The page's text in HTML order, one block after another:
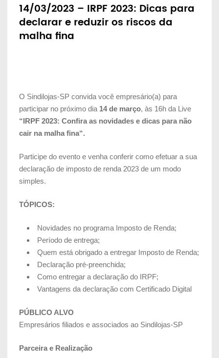
14/03/2023 – IRPF 2023: Dicas para
declarar e reduzir os riscos da
malha fina
O Sindilojas-SP convida você empresário(a) para
participar no próximo dia 14 de março, às 16h da Live
“IRPF 2023: Confira as novidades e dicas para não
cair na malha fina“.
Participe do evento e venha conferir como efetuar a sua
declaração de imposto de renda 2023 de um modo
simples.
TÓPICOS:
Novidades no programa Imposto de Renda;
Período de entrega;
Quem está obrigado a entregar Imposto de Renda;
Declaração pré-preenchida;
Como entregar a declaração do IRPF;
Vantagens da declaração com Certificado Digital
PÚBLICO ALVO
Empresários filiados e associados ao Sindilojas-SP
Parceira e Realização